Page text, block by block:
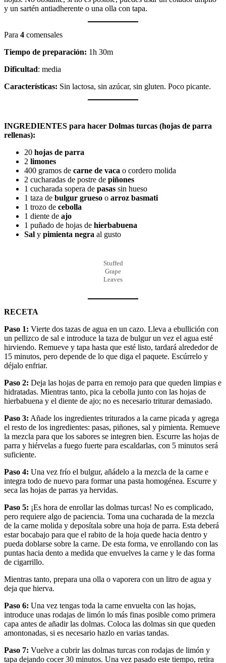
y un sartén antiadherente o una olla con tapa.
Para 4 comensales
Tiempo de preparación: 1h 30m
Dificultad: media
Características: Sin lactosa, sin azúcar, sin gluten. Poco picante.
INGREDIENTES para hacer Dolmas turcas (hojas de parra
rellenas):
20 hojas de parra
2 limones
400 gramos de carne de vaca o cordero molida
2 cucharadas de postre de piñones
1 cucharada sopera de pasas sin hueso
1 taza de bulgur grueso o arroz basmati
1 trozo de cebolla
1 diente de ajo
1 puñado de hojas de hierbabuena
Sal y pimienta negra al gusto
Stuffed
Grape
Leaves
RECETA
Paso 1: Vierte dos tazas de agua en un cazo. Lleva a ebullición con
un pellizco de sal e introduce la taza de bulgur un vez el agua esté
hirviendo. Remueve y tapa hasta que esté listo, tardará alrededor de
15 minutos, pero depende de lo que diga el paquete. Escúrrelo y
déjalo enfriar.
Paso 2: Deja las hojas de parra en remojo para que queden limpias e
hidratadas. Mientras tanto, pica la cebolla junto con las hojas de
hierbabuena y el diente de ajo; no es necesario triturar demasiado.
Paso 3: Añade los ingredientes triturados a la carne picada y agrega
el resto de los ingredientes: pasas, piñones, sal y pimienta. Remueve
la mezcla para que los sabores se integren bien. Escurre las hojas de
parra y hiérvelas a fuego fuerte para escaldarlas, con 5 minutos será
suficiente.
Paso 4: Una vez frío el bulgur, añádelo a la mezcla de la carne e
integra todo de nuevo para formar una pasta homogénea. Escurre y
seca las hojas de parras ya hervidas.
Paso 5: ¡Es hora de enrollar las dolmas turcas! No es complicado,
pero requiere algo de paciencia. Toma una cucharada de la mezcla
de la carne molida y deposítala sobre una hoja de parra. Esta deberá
estar bocabajo para que el rabito de la hoja quede hacia dentro y
pueda doblarse sobre la carne. De esta forma, ve enrollando con las
puntas hacia dento a medida que envuelves la carne y le das forma
de cigarrillo.
Mientras tanto, prepara una olla o vaporera con un litro de agua y
deja que hierva.
Paso 6: Una vez tengas toda la carne envuelta con las hojas,
introduce unas rodajas de limón lo más finas posible como primera
capa antes de añadir las dolmas. Coloca las dolmas sin que queden
amontonadas, si es necesario hazlo en varias tandas.
Paso 7: Vuelve a cubrir las dolmas turcas con rodajas de limón y
tapa dejando cocer 30 minutos. Una vez pasado este tiempo, retira